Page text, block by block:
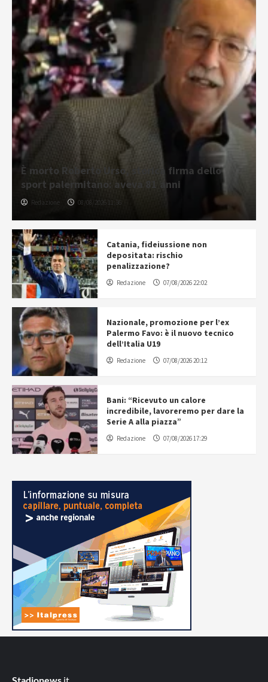
È morto Roberto Urso, storica firma dello
sport palermitano: aveva 81 anni
Redazione 08/08/2026 11:36
Catania, fideiussione non
depositata: rischio
penalizzazione?
Redazione 07/08/2026 22:02
Nazionale, promozione per l’ex
Palermo Favo: è il nuovo tecnico
dell’Italia U19
Redazione 07/08/2026 20:12
Bani: “Ricevuto un calore
incredibile, lavoreremo per dare la
Serie A alla piazza”
Redazione 07/08/2026 17:29